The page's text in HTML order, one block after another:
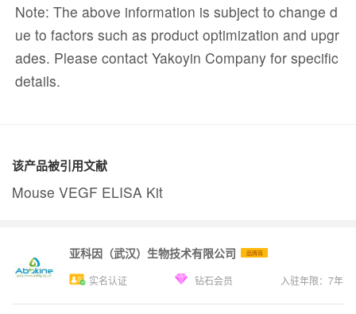
Note: The above information is subject to change d
ue to factors such as product optimization and upgr
ades. Please contact Yakoyin Company for specific
details.
该产品被引用文献
Mouse VEGF ELISA Kit
亚科因（武汉）生物技术有限公司 品牌商
实名认证 钻石会员 入驻年限： 7年